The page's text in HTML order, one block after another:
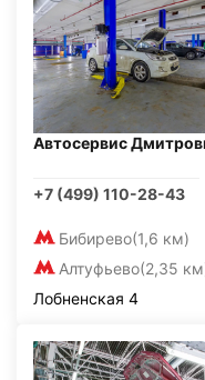
Автосервис
+7 (499) 110-28-43
Бибирево(1,6 км)
Алтуфьево(2,35
Лобненская 4